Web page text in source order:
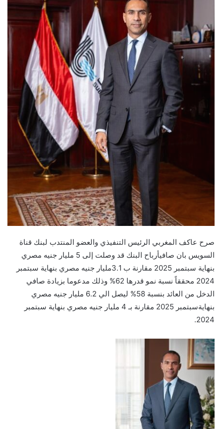
إلكترونيا
صرح عاكف المغربي الرئيس التنفيذي والعضو المنتدب لبنك قناة
السويس بان صافيأرباح البنك قد وصلت إلى 5 مليار جنيه مصري
بنهاية سبتمبر 2025 مقارنة ب مليار جنيه مصري بنهاية سبتمبر
2024 محققاًنسبة نمو قدر ها 62
% وذلك مدعوما بزيادة صافي
الدخل من العائد بنسبة 58% ليصل الي 6.2 مليار جنيه مصري
بنهايةسبتمبر 2025 مقارنة بـ 4 مليار جنيه مصري بنهاية سبتمبر
2024.